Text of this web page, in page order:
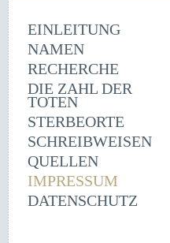
EINLEITUNG
NAMEN
RECHERCHE
DIE ZAHL DER
TOTEN
STERBEORTE
SCHREIBWEISEN
QUELLEN
IMPRESSUM
DATENSCHUTZ